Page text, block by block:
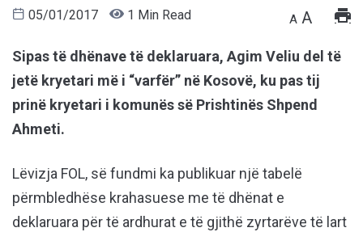
05/01/2017 1 Min Read A A
Sipas të dhënave të deklaruara, Agim Veliu del të
jetë kryetari më i “varfër” në Kosovë, ku pas tij
prinë kryetari i komunës së Prishtinës Shpend
Ahmeti.
Lëvizja FOL, së fundmi ka publikuar një tabelë
përmbledhëse krahasuese me të dhënat e
deklaruara për të ardhurat e të gjithë zyrtarëve të lart